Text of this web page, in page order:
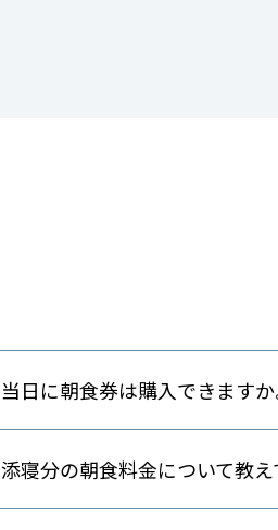
当日に朝食券は購入できますか
添寝分の朝食料金について教え